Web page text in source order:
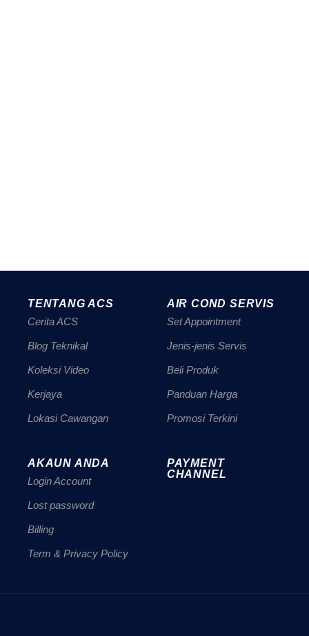
TENTANG ACS
Cerita ACS
Blog Teknikal
Koleksi Video
Kerjaya
Lokasi Cawangan
AIR COND SERVIS
Set Appointment
Jenis-jenis Servis
Beli Produk
Panduan Harga
Promosi Terkini
AKAUN ANDA
Login Account
Lost password
Billing
Term & Privacy Policy
PAYMENT
CHANNEL